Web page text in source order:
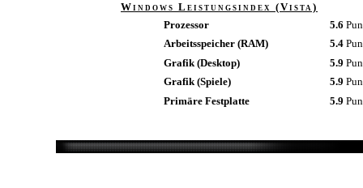
Windows Leistungsindex (Vista)
Prozessor
5.6
Arbeitsspeicher (RAM)
5.4
Grafik (Desktop)
5.9
Grafik (Spiele)
5.9
Primäre Festplatte
5.9